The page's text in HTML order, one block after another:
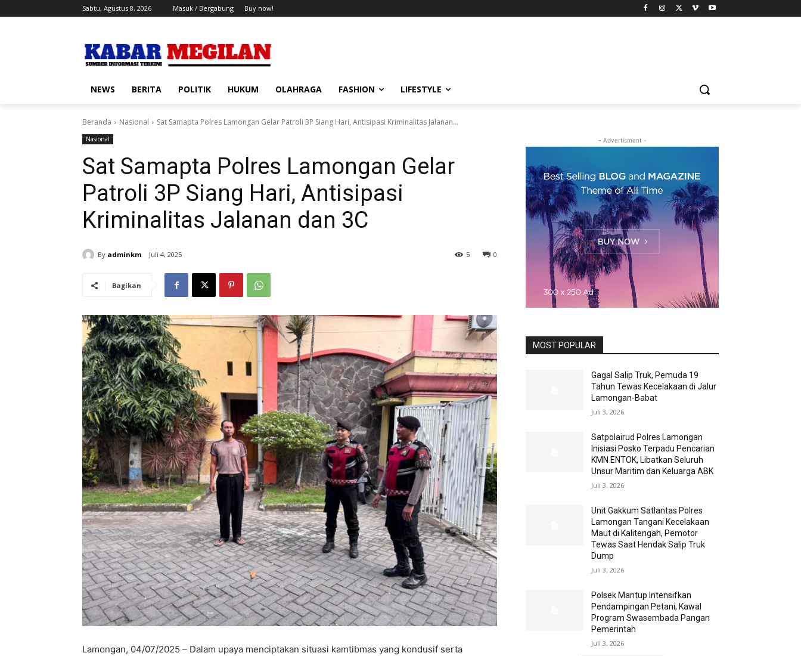
Sabtu, Agustus 8, 2026 Masuk / Bergabung Buy now!
NEWS BERITA POLITIK HUKUM OLAHRAGA FASHION LIFESTYLE
Beranda Nasional Sat Samapta Polres Lamongan Gelar Patroli 3P Siang Hari, Antisipasi Kriminalitas Jalanan...
Nasional
Sat Samapta Polres Lamongan Gelar
Patroli 3P Siang Hari, Antisipasi
Kriminalitas Jalanan dan 3C
By adminkm Juli 4, 2025 0
5
Bagikan
Lamongan, 04/07/2025 – Dalam upaya menciptakan situasi kamtibmas yang kondusif serta
- Advertisment -
MOST POPULAR
Gagal Salip Truk, Pemuda 19
Tahun Tewas Kecelakaan di Jalur
Lamongan-Babat
Juli 3, 2026
Satpolairud Polres Lamongan
Inisiasi Posko Terpadu Pencarian
KMN ENTOK, Libatkan Seluruh
Unsur Maritim dan Keluarga ABK
Juli 3, 2026
Unit Gakkum Satlantas Polres
Lamongan Tangani Kecelakaan
Maut di Kalitengah, Pemotor
Tewas Saat Hendak Salip Truk
Dump
Juli 3, 2026
Polsek Mantup Intensifkan
Pendampingan Petani, Kawal
Program Swasembada Pangan
Pemerintah
Juli 3, 2026